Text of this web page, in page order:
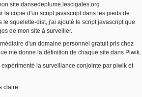
site dansedeplume.lescigales.org
la copie d'un script javascript dans les pieds de
squelette-dist, j'ai ajouté le script javascript que
de mon site à surveiller.
d'un domaine personnel gratuit pris chez
me donne la définition de chaque site dans Piwik.
la surveillance conjointe par piwik et
claire.